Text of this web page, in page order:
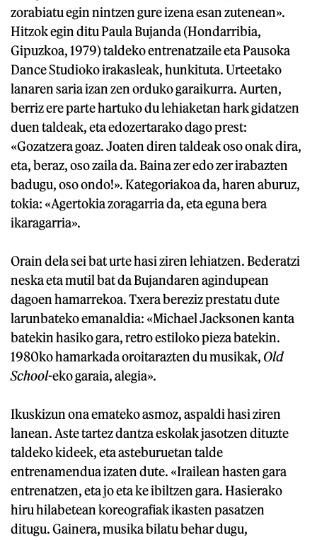
zorabiatu egin nintzen gure izena esan zutenean».
Hitzok egin ditu Paula Bujanda (Hondarribia,
Gipuzkoa, 1979) taldeko entrenatzaile eta Pausoka
Dance Studioko irakasleak, hunkituta. Urteetako
lanaren saria izan zen orduko garaikurra. Aurten,
berriz ere parte hartuko du lehiaketan hark gidatzen
duen taldeak, eta edozertarako dago prest:
«Gozatzera goaz. Joaten diren taldeak oso onak dira,
eta, beraz, oso zaila da. Baina zer edo zer irabazten
badugu, oso ondo!». Kategoriakoa da, haren aburuz,
tokia: «Agertokia zoragarria da, eta eguna bera
ikaragarria».
Orain dela sei bat urte hasi ziren lehiatzen. Bederatzi
neska eta mutil bat da Bujandaren agindupean
dagoen hamarrekoa. Txera bereziz prestatu dute
larunbateko emanaldia: «Michael Jacksonen kanta
batekin hasiko gara, retro estiloko pieza batekin.
1980ko hamarkada oroitarazten du musikak, Old
School-eko garaia, alegia».
Ikuskizun ona emateko asmoz, aspaldi hasi ziren
lanean. Aste tartez dantza eskolak jasotzen dituzte
taldeko kideek, eta asteburuetan talde
entrenamendua izaten dute. «Irailean hasten gara
entrenatzen, eta jo eta ke ibiltzen gara. Hasierako
hiru hilabetean koreografiak ikasten pasatzen
ditugu. Gainera, musika bilatu behar dugu,